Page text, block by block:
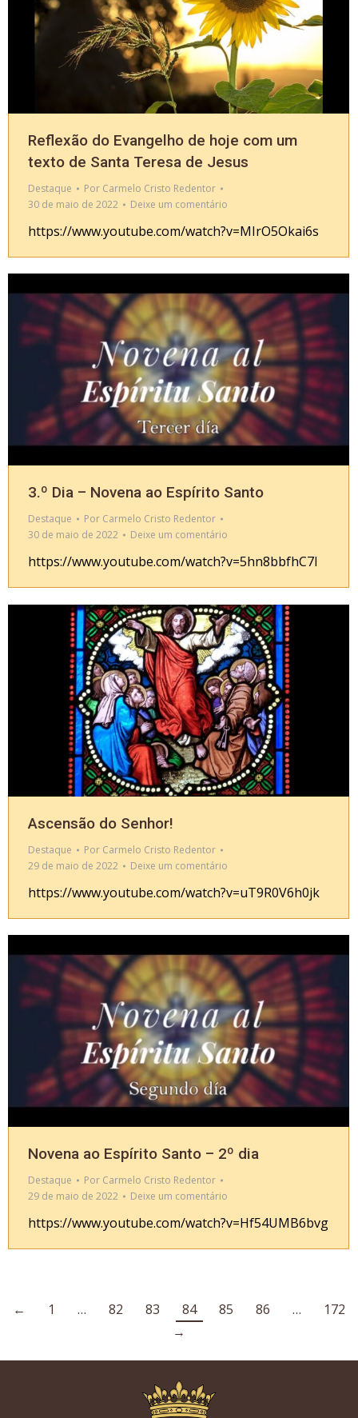
Reflexão do Evangelho de hoje com um
texto de Santa Teresa de Jesus
Destaque Por Carmelo Cristo Redentor
30 de maio de 2022
Deixe um comentário
https://www.youtube.com/watch?v=MIrO5Okai6s
3.º Dia – Novena ao Espírito Santo
Destaque Por Carmelo Cristo Redentor
30 de maio de 2022
Deixe um comentário
https://www.youtube.com/watch?v=5hn8bbfhC7I
Ascensão do Senhor!
Destaque Por Carmelo Cristo Redentor
29 de maio de 2022
Deixe um comentário
https://www.youtube.com/watch?v=uT9R0V6h0jk
Novena ao Espírito Santo – 2º dia
Destaque Por Carmelo Cristo Redentor
29 de maio de 2022
Deixe um comentário
https://www.youtube.com/watch?v=Hf54UMB6bvg
← 1 … 82 83 84 85 86 …
172
→